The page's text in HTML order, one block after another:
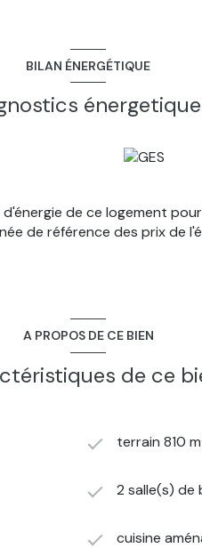
DPE est C pour une
catégorie C indiquant un
à vendre ? Prenez contact
BILAN ÉNERGÉTIQUE
de ce logement
de référence des prix de
A PROPOS DE CE BIEN
de ce
terrain 810
2 salle(s) de
cuisine